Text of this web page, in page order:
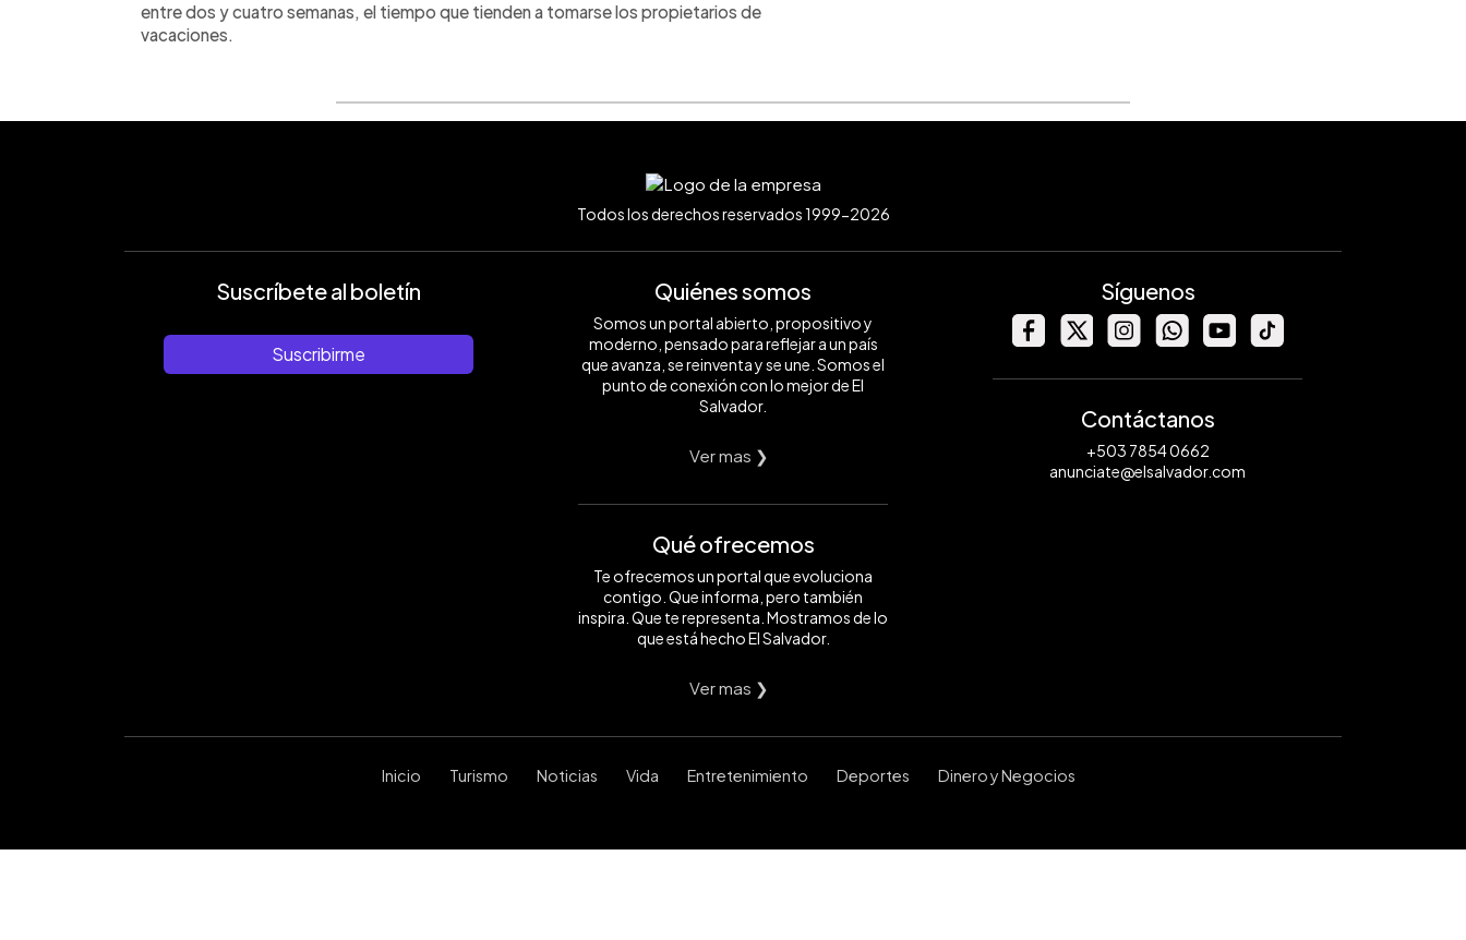
entre dos y cuatro semanas, el tiempo que tienden a tomarse los propietarios de
vacaciones.
Todos los derechos reservados 1999-2026
Suscríbete al boletín
Suscribirme
Quiénes somos
Somos un portal abierto, propositivo y
moderno, pensado para reflejar a un país
que avanza, se reinventa y se une. Somos el
punto de conexión con lo mejor de El
Salvador.
Ver mas ❯
Qué ofrecemos
Te ofrecemos un portal que evoluciona
contigo. Que informa, pero también
inspira. Que te representa. Mostramos de lo
que está hecho El Salvador.
Ver mas ❯
Síguenos
Contáctanos
+503 7854 0662
anunciate@elsalvador.com
Inicio Turismo Noticias Vida Entretenimiento Deportes Dinero y Negocios